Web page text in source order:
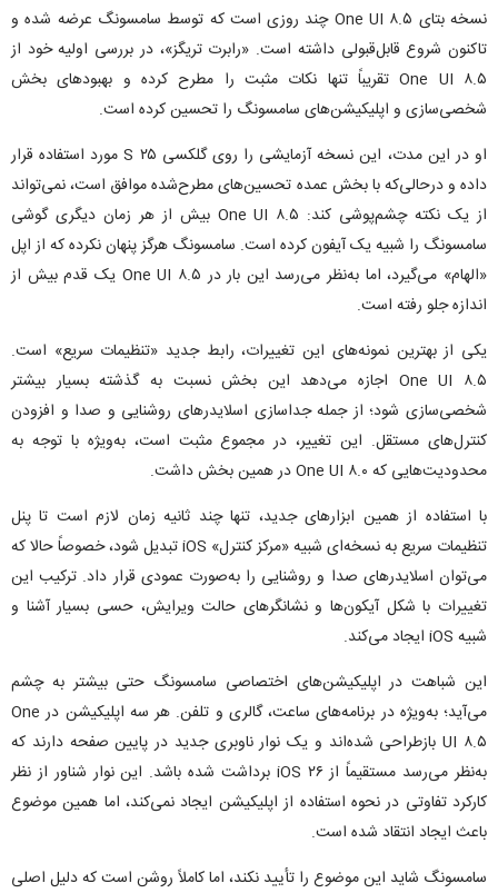
نسخه بتای One UI ۸.۵ چند روزی است که توسط سامسونگ عرضه شده و
تاکنون شروع قابل‌قبولی داشته است. «رابرت تریگز»، در بررسی اولیه خود از
One UI ۸.۵ تقریباً تنها نکات مثبت را مطرح کرده و بهبود‌های بخش
شخصی‌سازی و اپلیکیشن‌های سامسونگ را تحسین کرده است.
او در این مدت، این نسخه آزمایشی را روی گلکسی S ۲۵ مورد استفاده قرار
داده و درحالی‌که با بخش عمده تحسین‌های مطرح‌شده موافق است، نمی‌تواند
از یک نکته چشم‌پوشی کند: One UI ۸.۵ بیش از هر زمان دیگری گوشی
سامسونگ را شبیه یک آیفون کرده است. سامسونگ هرگز پنهان نکرده که از اپل
«الهام» می‌گیرد، اما به‌نظر می‌رسد این بار در One UI ۸.۵ یک قدم بیش از
اندازه جلو رفته است.
یکی از بهترین نمونه‌های این تغییرات، رابط جدید «تنظیمات سریع» است.
One UI ۸.۵ اجازه می‌دهد این بخش نسبت به گذشته بسیار بیشتر
شخصی‌سازی شود؛ از جمله جداسازی اسلایدر‌های روشنایی و صدا و افزودن
کنترل‌های مستقل. این تغییر، در مجموع مثبت است، به‌ویژه با توجه به
محدودیت‌هایی که One UI ۸.۰ در همین بخش داشت.
با استفاده از همین ابزار‌های جدید، تنها چند ثانیه زمان لازم است تا پنل
تنظیمات سریع به نسخه‌ای شبیه «مرکز کنترل» iOS تبدیل شود، خصوصاً حالا که
می‌توان اسلایدر‌های صدا و روشنایی را به‌صورت عمودی قرار داد. ترکیب این
تغییرات با شکل آیکون‌ها و نشانگر‌های حالت ویرایش، حسی بسیار آشنا و
شبیه iOS ایجاد می‌کند.
این شباهت در اپلیکیشن‌های اختصاصی سامسونگ حتی بیشتر به چشم
می‌آید؛ به‌ویژه در برنامه‌های ساعت، گالری و تلفن. هر سه اپلیکیشن در One
UI ۸.۵ بازطراحی شده‌اند و یک نوار ناوبری جدید در پایین صفحه دارند که
به‌نظر می‌رسد مستقیماً از iOS ۲۶ برداشت شده باشد. این نوار شناور از نظر
کارکرد تفاوتی در نحوه استفاده از اپلیکیشن ایجاد نمی‌کند، اما همین موضوع
باعث ایجاد انتقاد شده است.
سامسونگ شاید این موضوع را تأیید نکند، اما کاملاً روشن است که دلیل اصلی